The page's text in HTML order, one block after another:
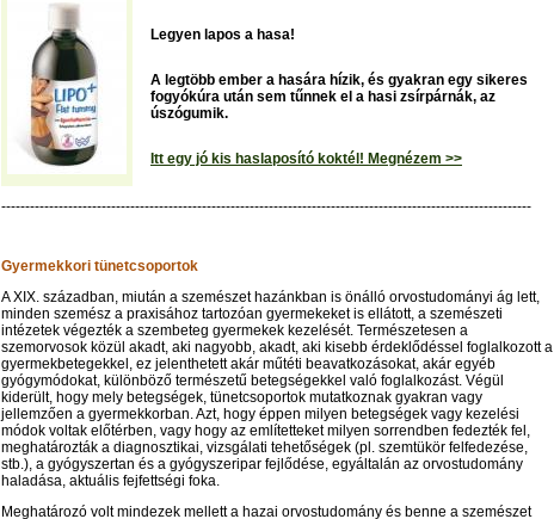
Legyen lapos a hasa!
A legtöbb ember a hasára hízik, és gyakran egy sikeres
fogyókúra után sem tűnnek el a hasi zsírpárnák, az
úszógumik.
Itt egy jó kis haslaposító koktél! Megnézem >>
---------------------------------------------------------------------------------------------------------------
Gyermekkori tünetcsoportok
A XIX. században, miután a szemészet hazánkban is önálló orvostudományi ág lett,
minden szemész a praxisához tartozóan gyermekeket is ellátott, a szemészeti
intézetek végezték a szembeteg gyermekek kezelését. Természetesen a
szemorvosok közül akadt, aki nagyobb, akadt, aki kisebb érdeklődéssel foglalkozott a
gyermekbetegekkel, ez jelenthetett akár műtéti beavatkozásokat, akár egyéb
gyógymódokat, különböző természetű betegségekkel való foglalkozást. Végül
kiderült, hogy mely betegségek, tünetcsoportok mutatkoznak gyakran vagy
jellemzően a gyermekkorban. Azt, hogy éppen milyen betegségek vagy kezelési
módok voltak előtérben, vagy hogy az említetteket milyen sorrendben fedezték fel,
meghatározták a diagnosztikai, vizsgálati tehetőségek (pl. szemtükör felfedezése,
stb.), a gyógyszertan és a gyógyszeripar fejlődése, egyáltalán az orvostudomány
haladása, aktuális fejfettségi foka.
Meghatározó volt mindezek mellett a hazai orvostudomány és benne a szemészet